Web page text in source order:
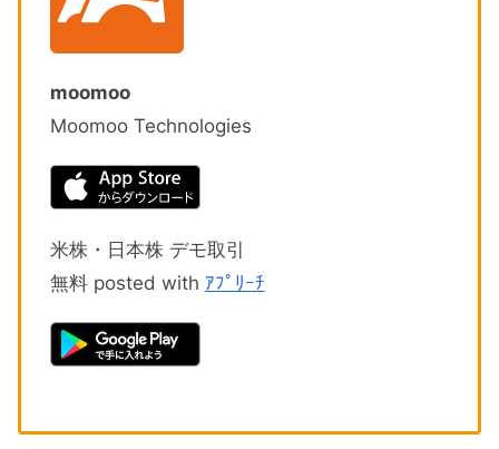
moomoo
Moomoo Technologies
米株・日本株 デモ取引
無料 posted with ｱﾌﾟﾘｰﾁ